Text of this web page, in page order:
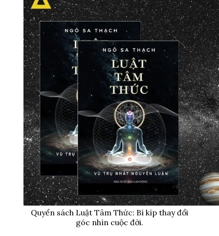
Quyển sách Luật Tâm Thức: Bí kíp thay đổi
góc nhìn cuộc đời.